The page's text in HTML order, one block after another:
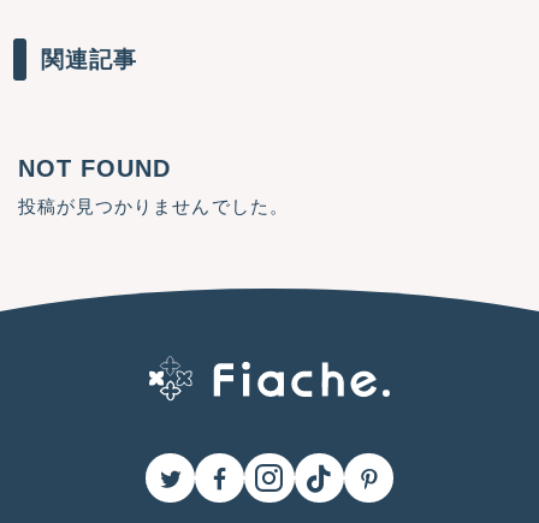
関連記事
NOT FOUND
投稿が見つかりませんでした。